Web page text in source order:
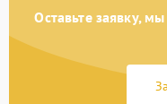
коркое время
Оставьте заявку,